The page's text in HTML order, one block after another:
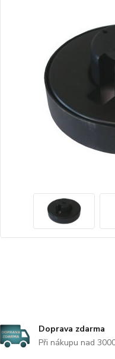
Doprava zdarma
Při nákupu nad